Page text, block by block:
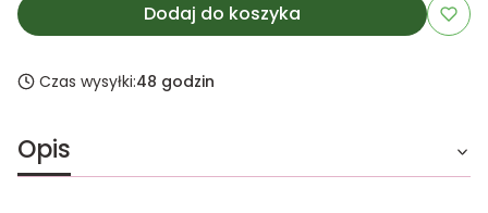
Dodaj do koszyka
Czas wysyłki:48 godzin
Opis